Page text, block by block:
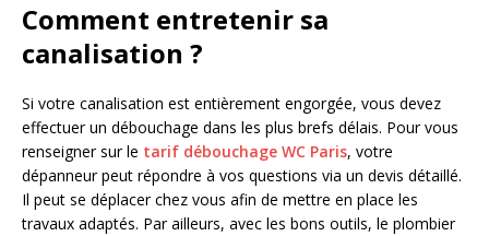
Comment entretenir sa
canalisation ?
Si votre canalisation est entièrement engorgée, vous devez
effectuer un débouchage dans les plus brefs délais. Pour vous
renseigner sur le tarif débouchage WC Paris, votre
dépanneur peut répondre à vos questions via un devis détaillé.
Il peut se déplacer chez vous afin de mettre en place les
travaux adaptés. Par ailleurs, avec les bons outils, le plombier